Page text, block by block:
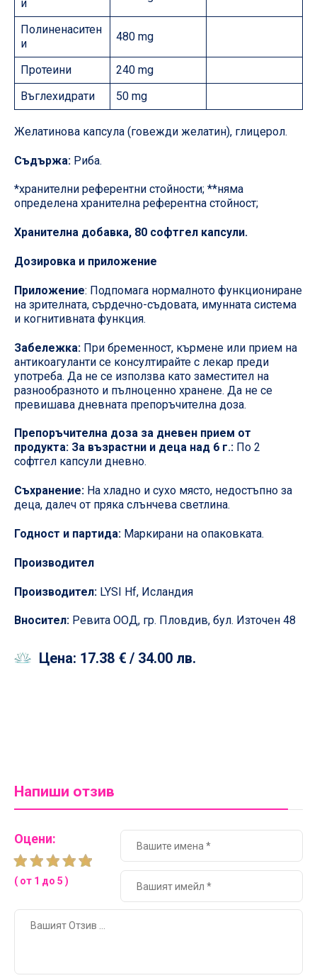
и
Полиненаситен
и
480 mg
Протеини
240 mg
Въглехидрати
50 mg
Желатинова капсула (говежди желатин), глицерол.
Съдържа: Риба.
*хранителни референтни стойности; **няма
определена хранителна референтна стойност;
Хранителна добавка, 80 софтгел капсули.
Дозировка и приложение
Приложение: Подпомага нормалното функциониране
на зрителната, сърдечно-съдовата, имунната система
и когнитивната функция.
Забележка: При бременност, кърмене или прием на
антикоагуланти се консултирайте с лекар преди
употреба. Да не се използва като заместител на
разнообразното и пълноценно хранене. Да не се
превишава дневната препоръчителна доза.
Препоръчителна доза за дневен прием от
продукта: За възрастни и деца над 6 г.: По 2
софтгел капсули дневно.
Съхранение: На хладно и сухо място, недостъпно за
деца, далеч от пряка слънчева светлина.
Годност и партида: Маркирани на опаковката.
Производител
Производител: LYSI Hf, Исландия
Вносител: Ревита ООД, гр. Пловдив, бул. Източен 48
Цена: 17.38 € / 34.00 лв.
Напиши отзив
Оцени:
( от 1 до 5 )